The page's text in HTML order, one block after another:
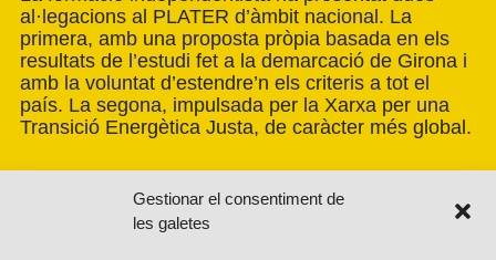
Gestionar el consentiment de
les galetes
al·legacions al PLATER d’àmbit nacional. La
primera, amb una proposta pròpia basada en els
resultats de l’estudi fet a la demarcació de Girona i
amb la voluntat d’estendre’n els criteris a tot el
país. La segona, impulsada per la Xarxa per una
Transició Energètica Justa, de caràcter més global.